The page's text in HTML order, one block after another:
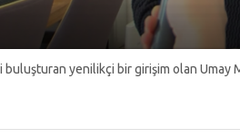
yenilikçi bir girişim olan Umay